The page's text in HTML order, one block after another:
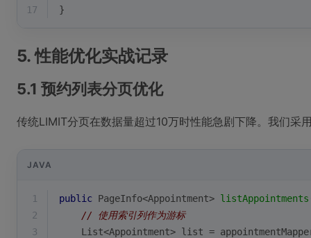
17
}
5. 性能优化实战记录
5.1 预约列表分页优化
传统LIMIT分页在数据量超过10万时性能急剧下降。我们采
JAVA
1 public PageInfo<Appointment> listAppointments
2
// 使用索引列作为游标
3
List<Appointment> list =